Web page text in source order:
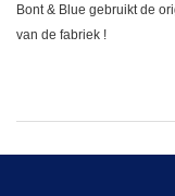
Bont & Blue gebruikt de
van de fabriek !